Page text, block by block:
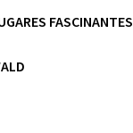
FASCINANTES